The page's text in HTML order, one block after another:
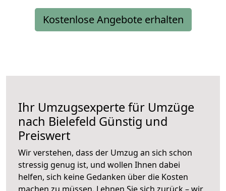
Kostenlose Angebote erhalten
Ihr Umzugsexperte für Umzüge
nach Bielefeld Günstig und
Preiswert
Wir verstehen, dass der Umzug an sich schon
stressig genug ist, und wollen Ihnen dabei
helfen, sich keine Gedanken über die Kosten